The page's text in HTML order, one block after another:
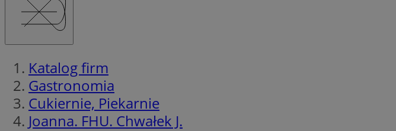
Katalog firm
Gastronomia
Cukiernie, Piekarnie
Joanna. FHU. Chwałek J.